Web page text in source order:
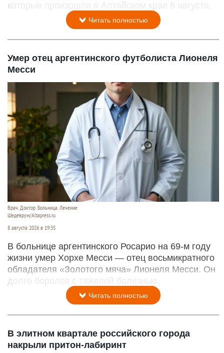
которые произошли в Алтайском крае 8 августа.
Читать полностью
Умер отец аргентинского футболиста Лионеля
Месси
Врач. Доктор. Больница. Лечение
Шедеврум/Altapress.ru
8 августа 2026 в 19:35
В больнице аргентинского Росарио на 69-м году
жизни умер Хорхе Месси — отец восьмикратного
обладателя «Золотого мяча» Лионеля Месси. Он
долго боролся с тяжелой болезнью.
Читать полностью
В элитном квартале российского города
накрыли притон-лабиринт